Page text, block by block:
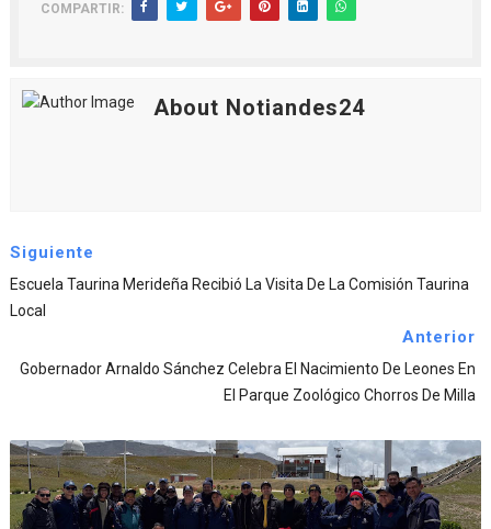
COMPARTIR:
About Notiandes24
Siguiente
Escuela Taurina Merideña Recibió La Visita De La Comisión Taurina
Local
Anterior
Gobernador Arnaldo Sánchez Celebra El Nacimiento De Leones En
El Parque Zoológico Chorros De Milla